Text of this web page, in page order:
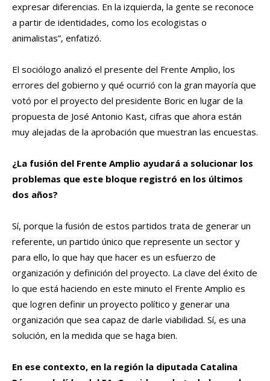
expresar diferencias. En la izquierda, la gente se reconoce
a partir de identidades, como los ecologistas o
animalistas”, enfatizó.
El sociólogo analizó el presente del Frente Amplio, los
errores del gobierno y qué ocurrió con la gran mayoría que
votó por el proyecto del presidente Boric en lugar de la
propuesta de José Antonio Kast, cifras que ahora están
muy alejadas de la aprobación que muestran las encuestas.
¿La fusión del Frente Amplio ayudará a solucionar los
problemas que este bloque registró en los últimos
dos años?
Sí, porque la fusión de estos partidos trata de generar un
referente, un partido único que represente un sector y
para ello, lo que hay que hacer es un esfuerzo de
organización y definición del proyecto. La clave del éxito de
lo que está haciendo en este minuto el Frente Amplio es
que logren definir un proyecto político y generar una
organización que sea capaz de darle viabilidad. Sí, es una
solución, en la medida que se haga bien.
En ese contexto, en la región la diputada Catalina